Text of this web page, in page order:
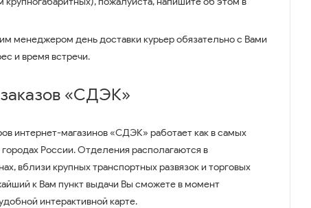
менеджером день доставки курьер обязательно с Вами
и время встречи.
«СДЭК»
интернет-магазинов «СДЭК» работает как в самых
России. Отделения располагаются в
вблизи крупных транспортных развязок и торговых
к Вам пункт выдачи Вы сможете в момент
интерактивной карте.